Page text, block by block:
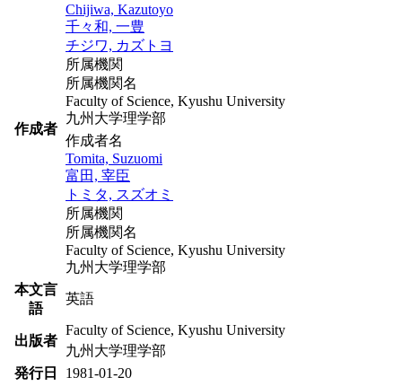
作成者
Chijiwa, Kazutoyo
千々和, 一豊
チジワ, カズトヨ
所属機関
所属機関名
Faculty of Science, Kyushu University
九州大学理学部
作成者名
Tomita, Suzuomi
富田, 宰臣
トミタ, スズオミ
所属機関
所属機関名
Faculty of Science, Kyushu University
九州大学理学部
本文言
語
英語
出版者
Faculty of Science, Kyushu University
九州大学理学部
発行日
1981-01-20